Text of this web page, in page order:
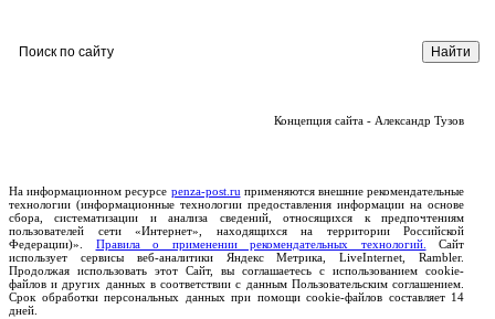
Концепция сайта - Александр Тузов
На информационном ресурсе penza-post.ru применяются внешние рекомендательные
технологии (информационные технологии предоставления информации на основе
сбора, систематизации и анализа сведений, относящихся к предпочтениям
пользователей сети «Интернет», находящихся на территории Российской
Федерации)». Правила о применении рекомендательных технологий.
Сайт
использует сервисы веб-аналитики Яндекс Метрика, LiveInternet, Rambler.
Продолжая использовать этот Сайт, вы соглашаетесь с использованием cookie-
файлов и других данных в соответствии с данным Пользовательским соглашением.
Срок обработки персональных данных при помощи cookie-файлов составляет 14
дней.